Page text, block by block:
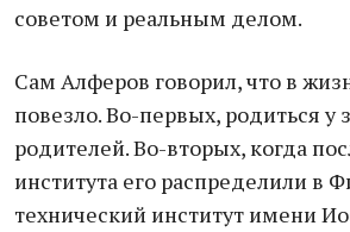
советом и реальным делом.
Сам Алферов говорил, что в
повезло. Во-первых, родиться у
родителей. Во-вторых, когда
института его распределили в
технический институт имени